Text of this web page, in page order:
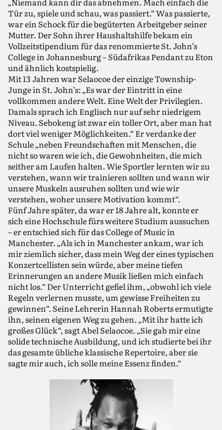
Tür zu, spiele und schau, was passiert.“ Was passierte,
war ein Schock für die begüterten Arbeitgeber seiner
Mutter. Der Sohn ihrer Haushaltshilfe bekam ein
Vollzeitstipendium für das renommierte St. John’s
College in Johannesburg – Südafrikas Pendant zu Eton
und ähnlich kostspielig.
Mit 13 Jahren war Selaocoe der einzige Township-
Junge in St. John’s: „Es war der Eintritt in eine
vollkommen andere Welt. Eine Welt der Privilegien.
Damals sprach ich Englisch nur auf sehr niedrigem
Niveau. Sebokeng ist zwar ein toller Ort, aber man hat
dort viel weniger Möglichkeiten.“ Er verdanke der
Schule „neben Freundschaften mit Menschen, die
nicht so waren wie ich, die Gewohnheiten, die mich
seither am Laufen halten. Wie Sportler lernten wir zu
verstehen, wann wir trainieren sollten und wann wir
unsere Muskeln ausruhen sollten und wie wir
verstehen, woher unsere Motivation kommt“.
Fünf Jahre später, da war er 18 Jahre alt, konnte er
sich eine Hochschule fürs weitere Studium aussuchen
– er entschied sich für das College of Music in
Manchester. „Als ich in Manchester ankam, war ich
mir ziemlich sicher, dass mein Weg der eines typischen
Konzertcellisten sein würde, aber meine tiefen
Erinnerungen an andere Musik ließen mich einfach
nicht los.“ Der Unterricht gefiel ihm, „obwohl ich viele
Regeln verlernen musste, um gewisse Freiheiten zu
gewinnen“. Seine Lehrerin Hannah Roberts ermutigte
ihn, seinen eigenen Weg zu gehen. „Mit ihr hatte ich
großes Glück“, sagt Abel Selaocoe. „Sie gab mir eine
solide technische Ausbildung, und ich studierte bei ihr
das gesamte übliche klassische Repertoire, aber sie
sagte mir auch, ich solle meine Essenz finden.“